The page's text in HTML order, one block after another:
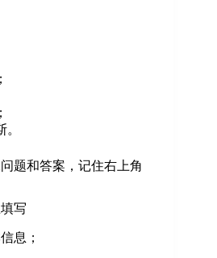
题和答案，记住右上角
写
息；